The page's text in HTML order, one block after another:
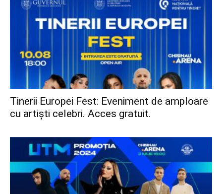
Tinerii Europei Fest: Eveniment de amploare
cu artiști celebri. Acces gratuit.